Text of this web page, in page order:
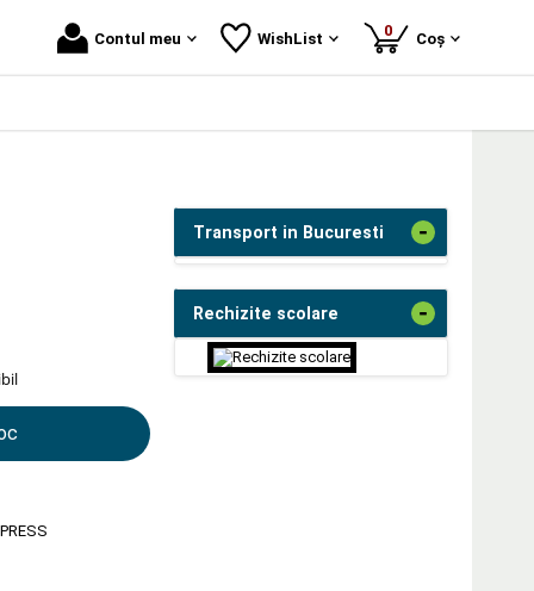
Contul meu WishList 0produse
Coș
Transport in Bucuresti -
Rechizite scolare -